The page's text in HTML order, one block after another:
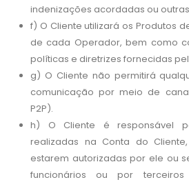
indenizações acordadas ou
f) O Cliente utilizará os Produtos
de cada Operador, bem como
políticas e diretrizes fornecidas
g) O Cliente não permitirá
comunicação por meio de
P2P).
h) O Cliente é responsável
realizadas na Conta do
estarem autorizadas por ele ou
funcionários ou por terceiros